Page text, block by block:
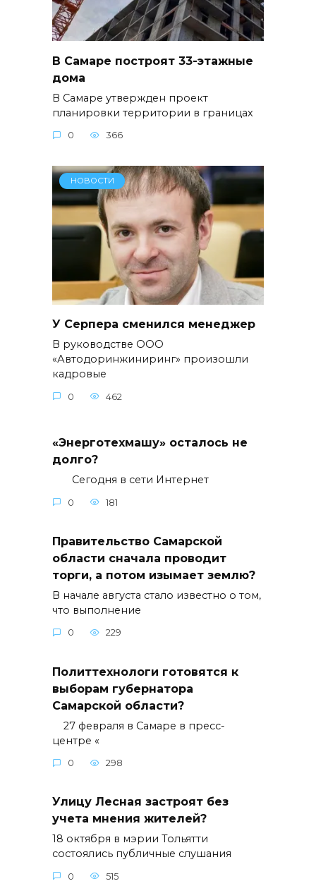
В Самаре построят 33-этажные
дома
В Самаре утвержден проект
планировки территории в границах
0 366
НОВОСТИ
У Серпера сменился менеджер
В руководстве ООО
«Автодоринжиниринг» произошли
кадровые
0 462
«Энерготехмашу» осталось не
долго?
Сегодня в сети Интернет
0 181
Правительство Самарской
области сначала проводит
торги, а потом изымает землю?
В начале августа стало известно о том,
что выполнение
0 229
Политтехнологи готовятся к
выборам губернатора
Самарской области?
27 февраля в Самаре в пресс-
центре «
0 298
Улицу Лесная застроят без
учета мнения жителей?
18 октября в мэрии Тольятти
состоялись публичные слушания
0 515